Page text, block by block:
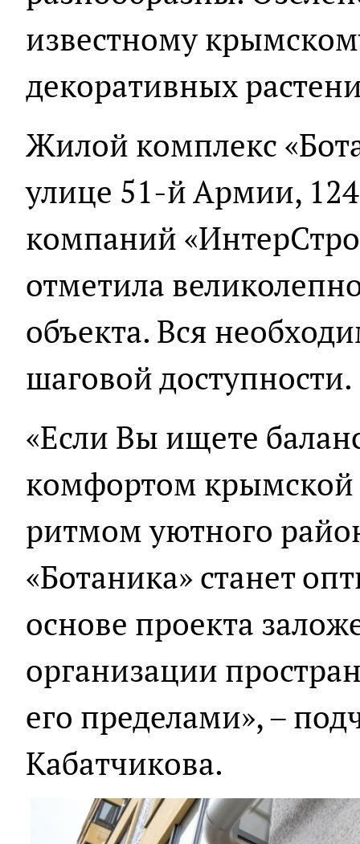
известному
декоративных
Жилой комплекс
улице 51-й Армии,
компаний
отметила
объекта. Вся
шаговой доступности.
«Если Вы ищете
комфортом
ритмом уютного
«Ботаника» станет
основе проекта
организации
его пределами», –
Кабатчикова.